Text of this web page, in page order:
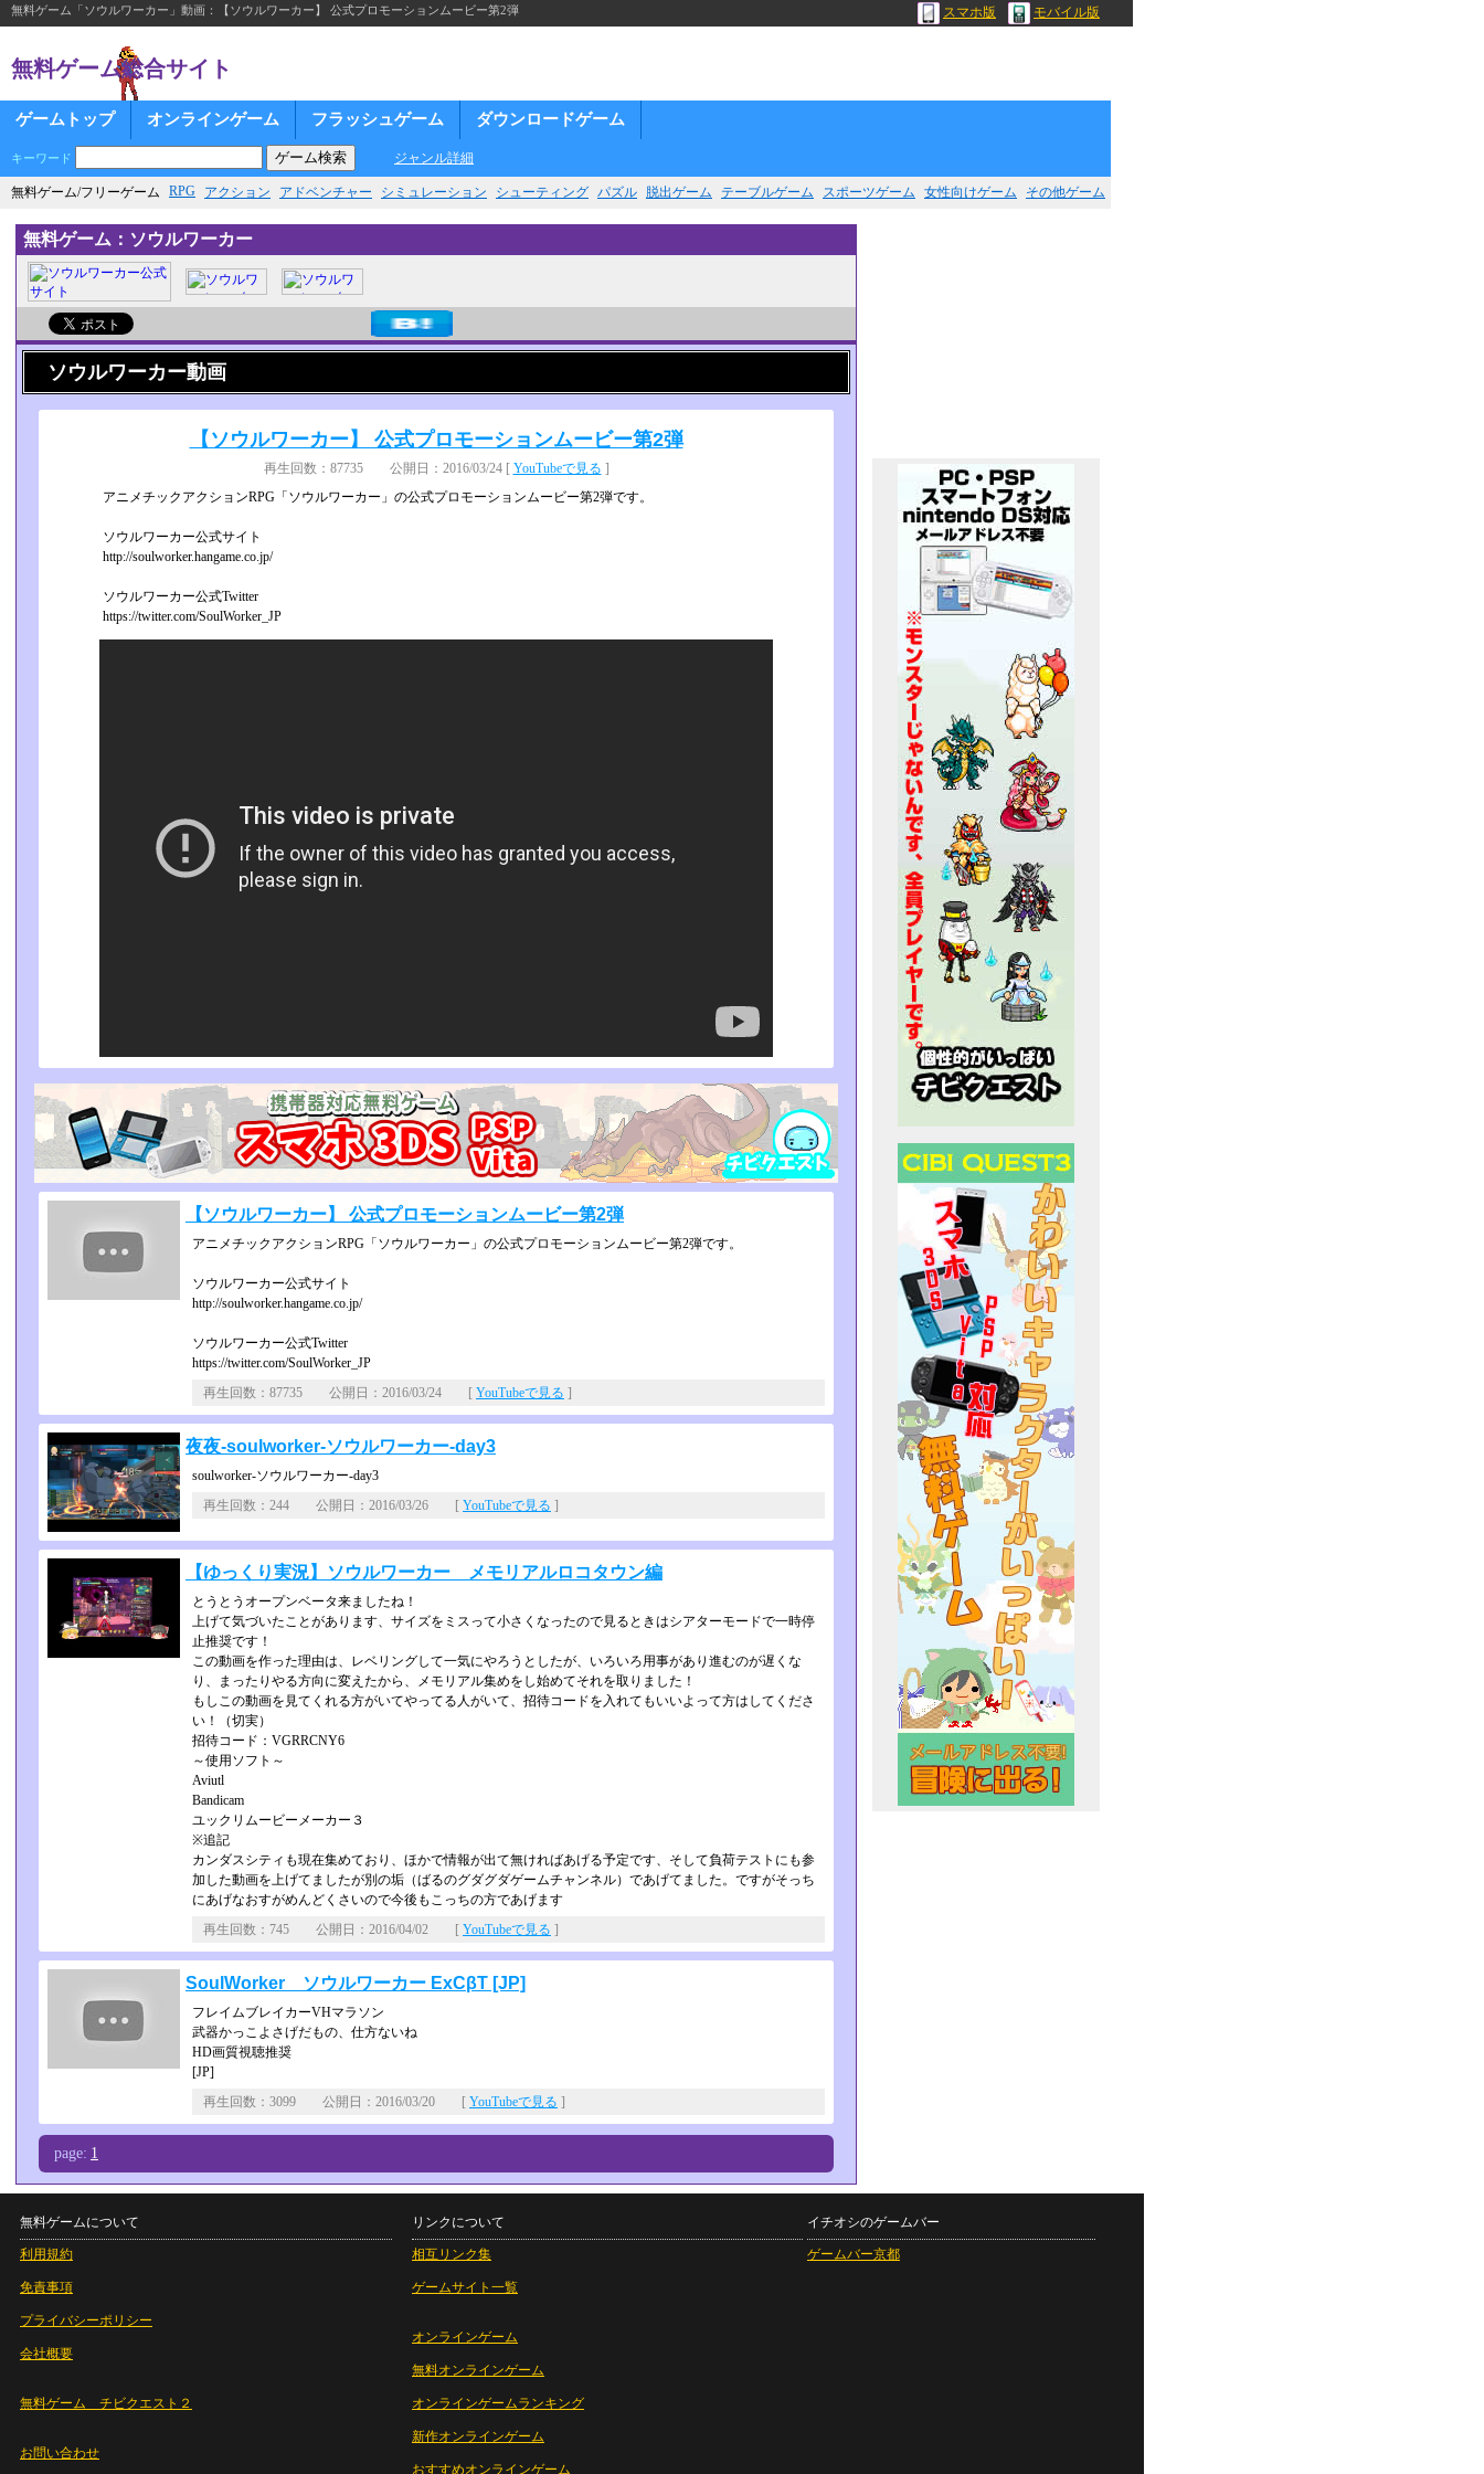
無料ゲーム「ソウルワーカー」動画：【ソウルワーカー】 公式プロモーションムービー第2弾 スマホ版 モバイル版
無料ゲーム総合サイト
ゲームトップ オンラインゲーム フラッシュゲーム ダウンロードゲーム
キーワード ジャンル詳細
無料ゲーム/フリーゲーム RPG アクション アドベンチャー シミュレーション シューティング パズル 脱出ゲーム テーブルゲーム スポーツゲーム 女性向けゲーム その他ゲーム
無料ゲーム：ソウルワーカー
ソウルワーカー動画
【ソウルワーカー】 公式プロモーションムービー第2弾
再生回数：87735 公開日：2016/03/24 [ YouTubeで見る ]
アニメチックアクションRPG「ソウルワーカー」の公式プロモーションムービー第2弾です。
ソウルワーカー公式サイト
http://soulworker.hangame.co.jp/
ソウルワーカー公式Twitter
https://twitter.com/SoulWorker_JP
【ソウルワーカー】 公式プロモーションムービー第2弾
アニメチックアクションRPG「ソウルワーカー」の公式プロモーションムービー第2弾です。
ソウルワーカー公式サイト
http://soulworker.hangame.co.jp/
ソウルワーカー公式Twitter
https://twitter.com/SoulWorker_JP
再生回数：87735 公開日：2016/03/24 [ YouTubeで見る ]
夜夜-soulworker-ソウルワーカー-day3
soulworker-ソウルワーカー-day3
再生回数：244 公開日：2016/03/26 [ YouTubeで見る ]
【ゆっくり実況】ソウルワーカー メモリアルロコタウン編
とうとうオープンベータ来ましたね！
上げて気づいたことがあります、サイズをミスって小さくなったので見るときはシアターモードで一時停
止推奨です！
この動画を作った理由は、レベリングして一気にやろうとしたが、いろいろ用事があり進むのが遅くな
り、まったりやる方向に変えたから、メモリアル集めをし始めてそれを取りました！
もしこの動画を見てくれる方がいてやってる人がいて、招待コードを入れてもいいよって方はしてくださ
い！（切実）
招待コード：VGRRCNY6
～使用ソフト～
Aviutl
Bandicam
ユックリムービーメーカー３
※追記
カンダスシティも現在集めており、ほかで情報が出て無ければあげる予定です、そして負荷テストにも参
加した動画を上げてましたが別の垢（ばるのグダグダゲームチャンネル）であげてました。ですがそっち
にあげなおすがめんどくさいので今後もこっちの方であげます
再生回数：745 公開日：2016/04/02 [ YouTubeで見る ]
SoulWorker ソウルワーカー ExCβT [JP]
フレイムブレイカーVHマラソン
武器かっこよさげだもの、仕方ないね
HD画質視聴推奨
[JP]
再生回数：3099 公開日：2016/03/20 [ YouTubeで見る ]
page: 1
無料ゲームについて
利用規約
免責事項
プライバシーポリシー
会社概要
無料ゲーム チビクエスト２
お問い合わせ
リンクについて
相互リンク集
ゲームサイト一覧
オンラインゲーム
無料オンラインゲーム
オンラインゲームランキング
新作オンラインゲーム
おすすめオンラインゲーム
イチオシのゲームバー
ゲームバー京都